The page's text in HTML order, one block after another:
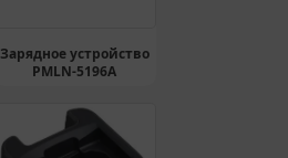
Зарядное устройство
PMLN-5196A